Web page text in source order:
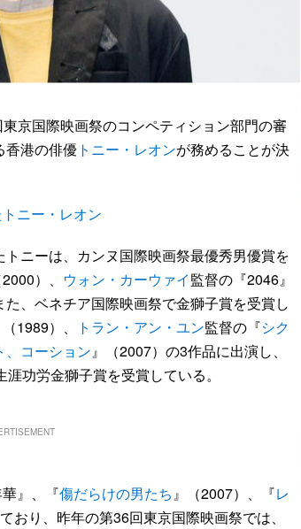
京国際映画祭のコンペティション部門の審
香港の俳優 トニー・レオンが務めることが決
ニー・レオン
ニーは、カンヌ国際映画祭最優秀男優賞を
）、 ウォン・カーウァイ監督の『2046』
、ベネチア国際映画祭で金獅子賞を受賞し
（1989）、 トラン・アン・ユン監督の『シク
、コーション 』（2007）の3作品に出演し、
功労金獅子賞を受賞している。
』、『傷だらけの男たち 』（2007）、『レ
おり、昨年の第36回東京国際映画祭では、